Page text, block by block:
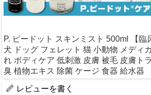
P. ピードット スキンミスト 500ml 【臨
犬 ドッグ フェレット 猫 小動物 メディ
れ ボディケア 低刺激 皮膚 被毛 皮膚ト
臭 植物エキス 除菌 ケージ 食器 給水器
レビューを書く